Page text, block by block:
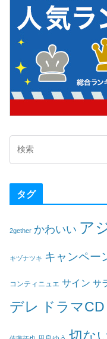
タグ
2gether かわいい ア
キヅナツキ キャンペー
コンティニュエ サイン サ
デレ
ドラマCD